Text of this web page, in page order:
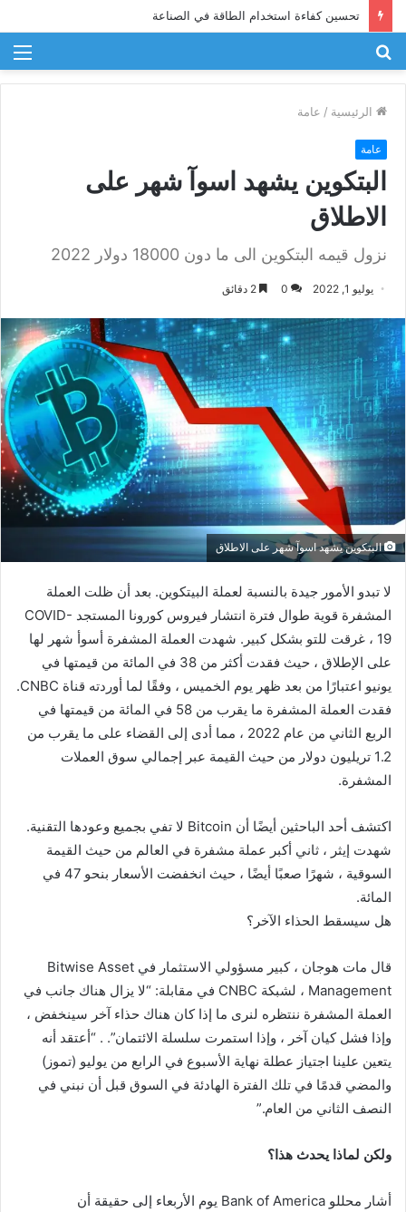
تحسين كفاءة استخدام الطاقة في الصناعة
الرئيسية / عامة
عامة
البتكوين يشهد اسوآ شهر على
الاطلاق
نزول قيمه البتكوين الى ما دون 18000 دولار 2022
يوليو 1, 2022 0
البتكوين يشهد اسوآ شهر على الاطلاق
لا تبدو الأمور جيدة بالنسبة لعملة البيتكوين. بعد أن ظلت العملة
المشفرة قوية طوال فترة انتشار فيروس كورونا المستجد COVID-
19 ، غرقت للتو بشكل كبير. شهدت العملة المشفرة أسوأ شهر لها
على الإطلاق ، حيث فقدت أكثر من 38 في المائة من قيمتها في
يونيو اعتبارًا من بعد ظهر يوم الخميس ، وفقًا لما أوردته قناة CNBC.
فقدت العملة المشفرة ما يقرب من 58 في المائة من قيمتها في
الربع الثاني من عام 2022 ، مما أدى إلى القضاء على ما يقرب من
1.2 تريليون دولار من حيث القيمة عبر إجمالي سوق العملات
المشفرة.
اكتشف أحد الباحثين أيضًا أن Bitcoin لا تفي بجميع وعودها التقنية.
شهدت إيثر ، ثاني أكبر عملة مشفرة في العالم من حيث القيمة
السوقية ، شهرًا صعبًا أيضًا ، حيث انخفضت الأسعار بنحو 47 في
المائة.
هل سيسقط الحذاء الآخر؟
قال مات هوجان ، كبير مسؤولي الاستثمار في Bitwise Asset
Management ، لشبكة CNBC في مقابلة: “لا يزال هناك جانب في
العملة المشفرة ننتظره لنرى ما إذا كان هناك حذاء آخر سينخفض ​​،
وإذا فشل كيان آخر ، وإذا استمرت سلسلة الائتمان”. . “أعتقد أنه
يتعين علينا اجتياز عطلة نهاية الأسبوع في الرابع من يوليو (تموز)
والمضي قدمًا في تلك الفترة الهادئة في السوق قبل أن نبني في
النصف الثاني من العام.”
ولكن لماذا يحدث هذا؟
أشار محللو Bank of America يوم الأربعاء إلى حقيقة أن